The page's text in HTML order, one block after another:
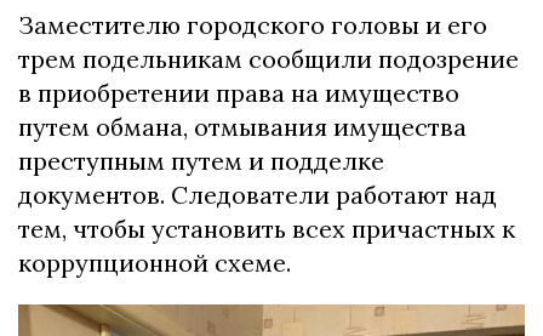
Заместителю городского головы и его
трем подельникам сообщили подозрение
в приобретении права на имущество
путем обмана, отмывания имущества
преступным путем и подделке
документов. Следователи работают над
тем, чтобы установить всех причастных к
коррупционной схеме.